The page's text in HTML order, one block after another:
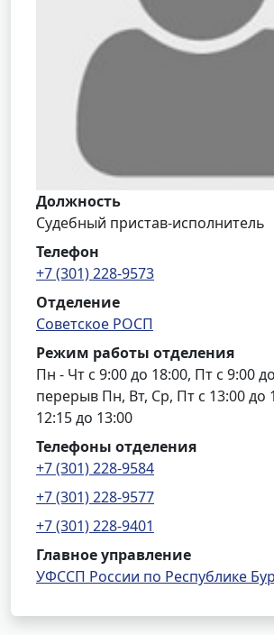
Должность
Судебный пристав-исполнитель
Телефон
+7 (301) 228-9573
Отделение
Советское РОСП
Режим работы отделения
Пн - Чт с 9:00 до 18:00, Пт с 9:00
перерыв Пн, Вт, Ср, Пт с 13:00 до
12:15 до 13:00
Телефоны отделения
+7 (301) 228-9584
+7 (301) 228-9577
+7 (301) 228-9401
Главное управление
УФССП России по Республике